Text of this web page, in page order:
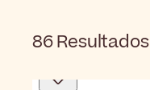
86Resultados